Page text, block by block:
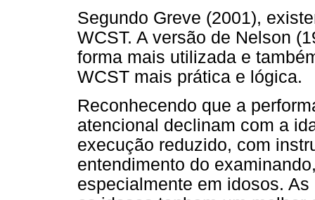
Segundo Greve (2001),
WCST. A versão de Nelson
forma mais utilizada e
WCST mais prática e lógica.
Reconhecendo que a
atencional declinam com a
execução reduzido, com
entendimento do
especialmente em idosos.